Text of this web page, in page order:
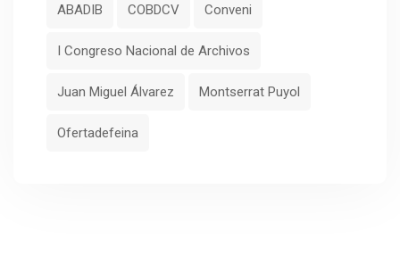
ABADIB COBDCV Conveni
I Congreso Nacional de Archivos
Juan Miguel Álvarez Montserrat Puyol
Ofertadefeina